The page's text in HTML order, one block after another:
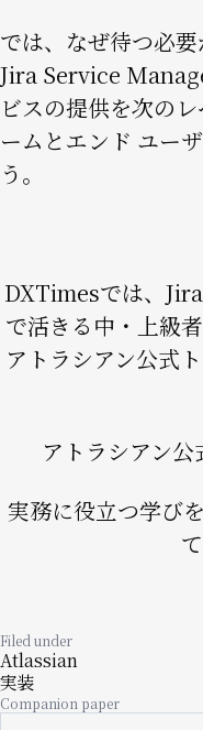
Filed under
Atlassian
実装
Companion paper
では、なぜ待つ必
Jira Service
ビスの提供を次の
ームとエンド ユー
う。
DXTimesでは、
で活きる中・上級
アトラシアン公式
アトラシアン
実務に役立つ学び